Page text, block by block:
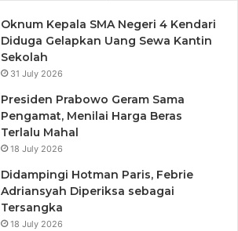
Oknum Kepala SMA Negeri 4 Kendari
Diduga Gelapkan Uang Sewa Kantin
Sekolah
31 July 2026
Presiden Prabowo Geram Sama
Pengamat, Menilai Harga Beras
Terlalu Mahal
18 July 2026
Didampingi Hotman Paris, Febrie
Adriansyah Diperiksa sebagai
Tersangka
18 July 2026